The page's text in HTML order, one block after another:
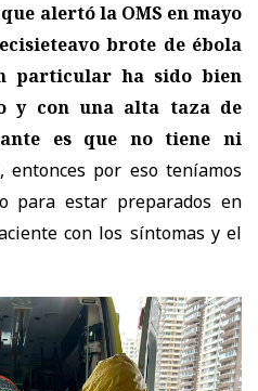
alertó la OMS en mayo
brote de ébola
particular ha sido bien
y con una alta taza de
es que no tiene ni
, entonces por eso teníamos
para estar preparados en
con los síntomas y el